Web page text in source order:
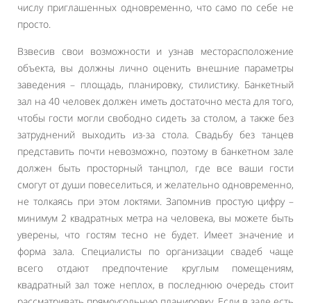
числу приглашенных одновременно, что само по себе не
просто.
Взвесив свои возможности и узнав месторасположение
объекта, вы должны лично оценить внешние параметры
заведения – площадь, планировку, стилистику. Банкетный
зал на 40 человек должен иметь достаточно места для того,
чтобы гости могли свободно сидеть за столом, а также без
затруднений выходить из-за стола. Свадьбу без танцев
представить почти невозможно, поэтому в банкетном зале
должен быть просторный танцпол, где все ваши гости
смогут от души повеселиться, и желательно одновременно,
не толкаясь при этом локтями. Запомнив простую цифру –
минимум 2 квадратных метра на человека, вы можете быть
уверены, что гостям тесно не будет. Имеет значение и
форма зала. Специалисты по организации свадеб чаще
всего отдают предпочтение круглым помещениям,
квадратный зал тоже неплох, в последнюю очередь стоит